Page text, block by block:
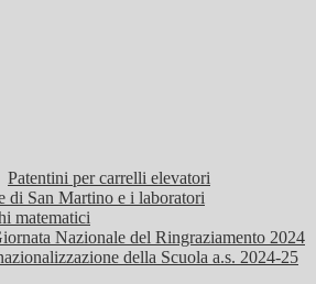
Patentini per carrelli elevatori
di San Martino e i laboratori
matematici
Nazionale del Ringraziamento 2024
della Scuola a.s. 2024-25